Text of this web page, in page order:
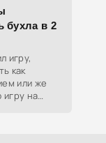
бухла в 2
игру,
как
или же
игру на